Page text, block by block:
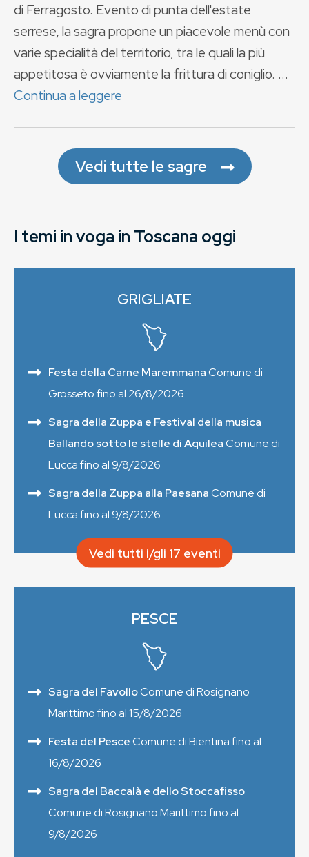
di Ferragosto. Evento di punta dell'estate
serrese, la sagra propone un piacevole menù con
varie specialità del territorio, tra le quali la più
appetitosa è ovviamente la frittura di coniglio. ...
Continua a leggere
Vedi tutte le sagre
I temi in voga in Toscana oggi
GRIGLIATE
Festa della Carne MaremmanaComune di
Grosseto fino al 26/8/2026
Sagra della Zuppa e Festival della musica
Ballando sotto le stelle di AquileaComune di
Lucca fino al 9/8/2026
Sagra della Zuppa alla PaesanaComune di
Lucca fino al 9/8/2026
Vedi tutti i/gli 17 eventi
PESCE
Sagra del FavolloComune di Rosignano
Marittimo fino al 15/8/2026
Festa del PesceComune di Bientina fino al
16/8/2026
Sagra del Baccalà e dello Stoccafisso
Comune di Rosignano Marittimo fino al
9/8/2026